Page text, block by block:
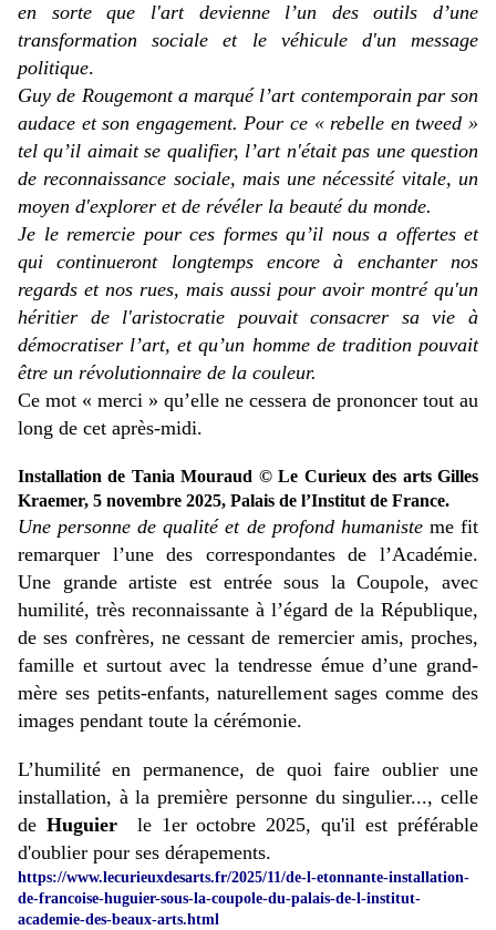
en sorte que l'art
devienne l’un des outils d’une
transformation sociale et le véhicule d'un message
politique.
Guy de Rougemont a marqué l’art contemporain par son
audace et son engagement. Pour ce « rebelle en tweed »
tel qu’il aimait se qualifier, l’art n'était pas une question
de reconnaissance sociale, mais une nécessité vitale, un
moyen d'explorer et de révéler la beauté du monde.
Je le remercie pour ces formes qu’il nous a offertes et
qui continueront longtemps encore à enchanter nos
regards et nos rues, mais aussi pour avoir montré qu'un
héritier de l'aristocratie pouvait consacrer sa vie à
démocratiser l’art, et qu’un homme de tradition pouvait
être un révolutionnaire de la couleur.
Ce mot « merci » qu’elle ne cessera de prononcer tout au
long de cet après-midi.
Installation de Tania Mouraud © Le Curieux des arts Gilles
Kraemer, 5 novembre 2025, Palais de l’Institut de France.
Une personne de qualité et de profond humanisteme fit
remarquer l’une des correspondantes de l’Académie.
Une grande artiste est entrée sous la Coupole, avec
humilité, très reconnaissante à l’égard de la République,
de ses confrères, ne cessant de remercier amis, proches,
famille et surtout avec la tendresse émue d’une grand-
mère ses petits-enfants, naturellement sages comme des
images pendant toute la cérémonie.
L’humilité en permanence, de quoi faire oublier une
installation, à la première personne du singulier..., celle
de Huguier
le 1er octobre 2025, qu'il est préférable
d'oublier pour ses dérapements.
https://www.lecurieuxdesarts.fr/2025/11/de-l-etonnante-installation-
de-francoise-huguier-sous-la-coupole-du-palais-de-l-institut-
academie-des-beaux-arts.html